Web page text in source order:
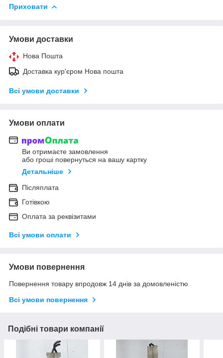
Приховати
Умови доставки
Нова Пошта
Доставка кур'єром Нова пошта
Всі умови доставки
Умови оплати
Ви отримаєте замовлення
або гроші повернуться на вашу картку
Детальніше
Післяплата
Готівкою
Оплата за реквізитами
Всі умови оплати
Умови повернення
Повернення товару впродовж 14 днів за домовленістю
Всі умови повернення
Подібні товари компанії